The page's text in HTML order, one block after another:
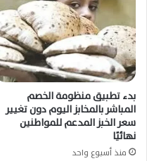
بدء تطبيق منظومة الخصم
المباشر بالمخابز اليوم دون تغيير
سعر الخبز المدعم للمواطنين
نهائيًا
منذ أسبوع واحد